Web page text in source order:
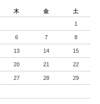
木 金 土
1
6 7 8
13 14 15
20 21 22
27 28 29